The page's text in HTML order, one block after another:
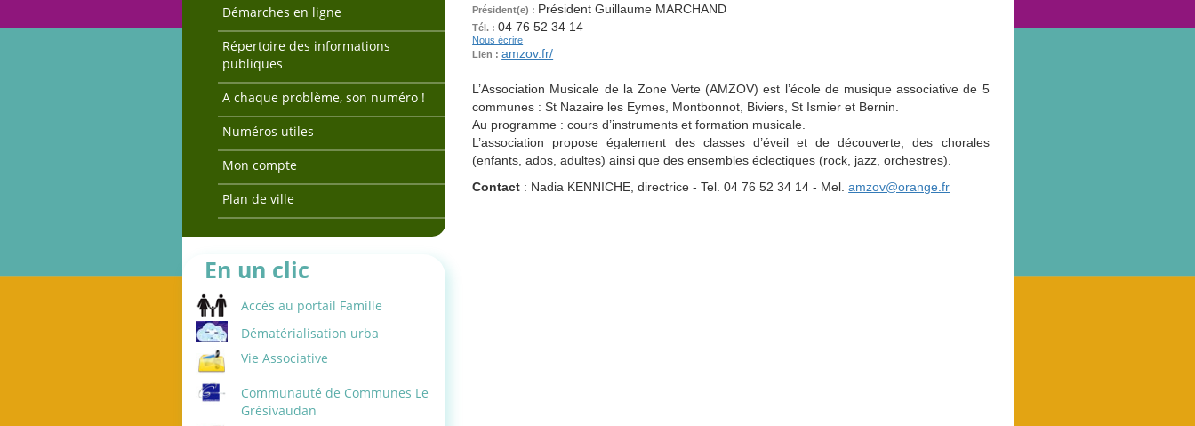
Démarches en ligne
Répertoire des informations
publiques
A chaque problème, son numéro !
Numéros utiles
Mon compte
Plan de ville
En un clic
Accès au portail Famille
Dématérialisation urba
Vie Associative
Communauté de Communes Le
Grésivaudan
Président(e) : Président Guillaume MARCHAND
Tél. :04 76 52 34 14
Nous écrire
Lien :amzov.fr/
L’Association Musicale de la Zone Verte (AMZOV) est l’école de musique associative de 5
communes : St Nazaire les Eymes, Montbonnot, Biviers, St Ismier et Bernin.
Au programme : cours d’instruments et formation musicale.
L’association propose également des classes d’éveil et de découverte, des chorales
(enfants, ados, adultes) ainsi que des ensembles éclectiques (rock, jazz, orchestres).
Contact : Nadia KENNICHE, directrice - Tel. 04 76 52 34 14 - Mel.amzov@orange.fr